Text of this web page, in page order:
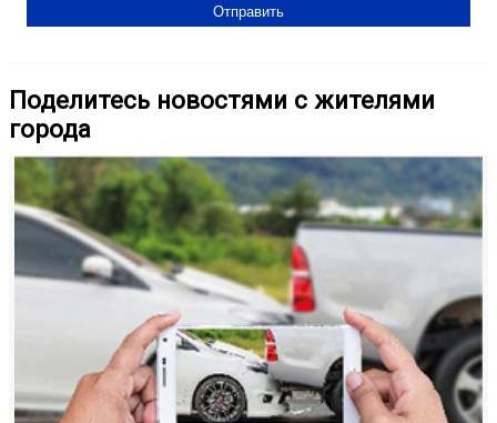
Поделитесь новостями с жителями
города